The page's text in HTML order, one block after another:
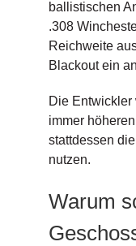
ballistischen
.308
Reichweite
Blackout ein
Die
immer
stattdessen
nutzen.
Warum